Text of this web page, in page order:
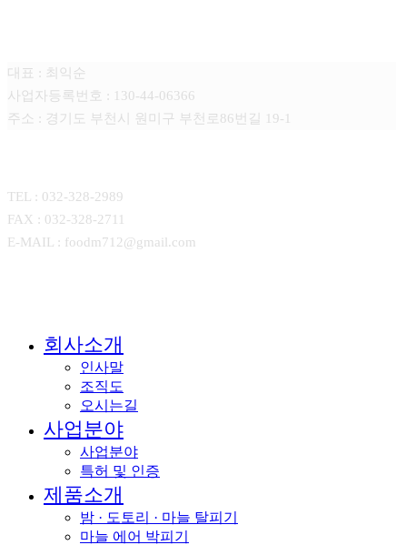
대표 : 최익순
사업자등록번호 : 130-44-06366
주소 : 경기도 부천시 원미구 부천로86번길 19-1
TEL : 032-328-2989
FAX : 032-328-2711
E-MAIL : foodm712@gmail.com
Menu
회사소개
인사말
조직도
오시는길
사업분야
사업분야
특허 및 인증
제품소개
밤 · 도토리 · 마늘 탈피기
마늘 에어 박피기